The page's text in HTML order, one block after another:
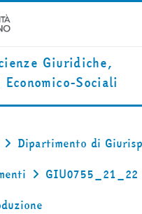
principale
Giuridiche,
Sociali
Dipartimento di
GIU0755_21_22